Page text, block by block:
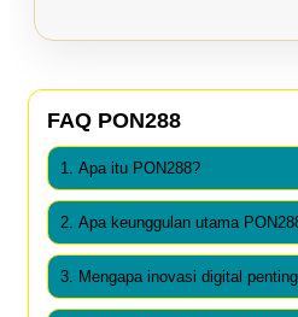
FAQ PON288
1. Apa itu PON288?
2. Apa keunggulan utama
3. Mengapa inovasi digital